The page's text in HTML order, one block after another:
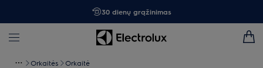
30 dienų grąžinimas
Orkaitės Orkaitė